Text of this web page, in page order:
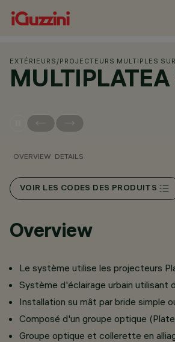
EXTÉRIEURS /PROJECTEURS MULTIPLES
OVERVIEW DETAILS
VOIR LES CODES DES PRODUITS
Overview
Le système utilise les projecteurs
Système d'éclairage urbain utilisant
Installation su mât par bride simple
Composé d'un groupe optique
Groupe optique et collerette en